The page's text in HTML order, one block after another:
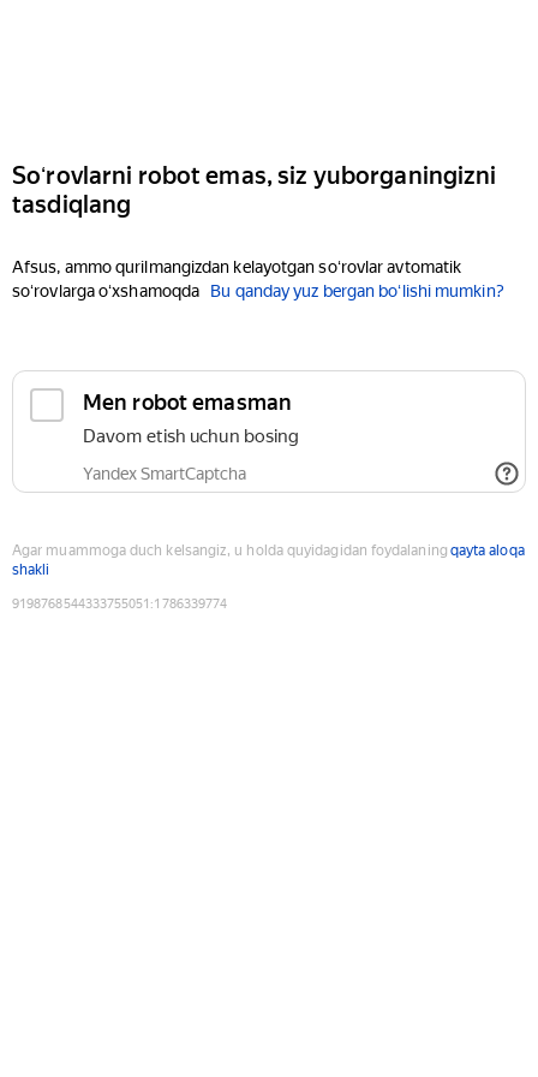
Soʻrovlarni robot emas, siz yuborganingizni
tasdiqlang
Afsus, ammo qurilmangizdan kelayotgan soʻrovlar avtomatik
soʻrovlarga oʻxshamoqda
Bu qanday yuz bergan boʻlishi mumkin?
Men robot emasman
Davom etish uchun bosing
Yandex SmartCaptcha
Agar muammoga duch kelsangiz, u holda quyidagidan foydalaning qayta aloqa
shakli
9198768544333755051 :1786339774